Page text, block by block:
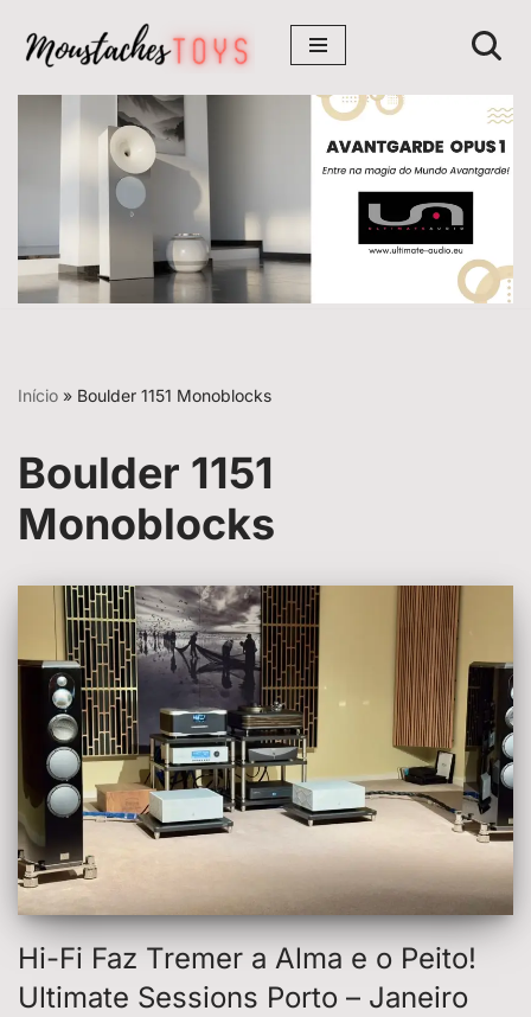
Avançar
para
conteúdo
Início » Boulder 1151 Monoblocks
Boulder 1151
Monoblocks
Hi-Fi Faz Tremer a Alma e o Peito!
Ultimate Sessions Porto – Janeiro